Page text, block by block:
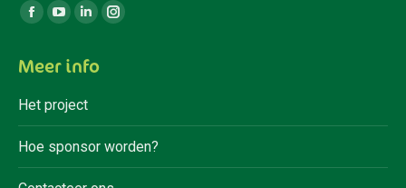
Vind ons op:
Facebook
opens
new
window
YouTube
opens
new
window
Linkedin
opens
window
Instagram
window
Meer info
Het project
Hoe sponsor worden?